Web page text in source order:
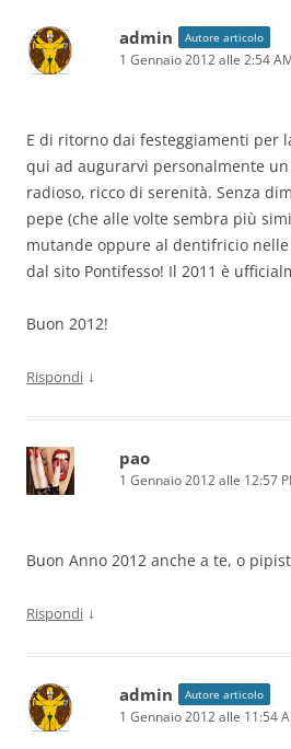
admin Autore articolo
1 Gennaio 2012 alle 2:54
E di ritorno dai festeggiamenti per
qui ad augurarvi personalmente
radioso, ricco di serenità. Senza
pepe (che alle volte sembra più
mutande oppure al dentifricio
dal sito Pontifesso! Il 2011 è
Buon 2012!
Rispondi ↓
pao
1 Gennaio 2012 alle 12:57
Buon Anno 2012 anche a te, o
Rispondi ↓
admin Autore articolo
1 Gennaio 2012 alle 11:54